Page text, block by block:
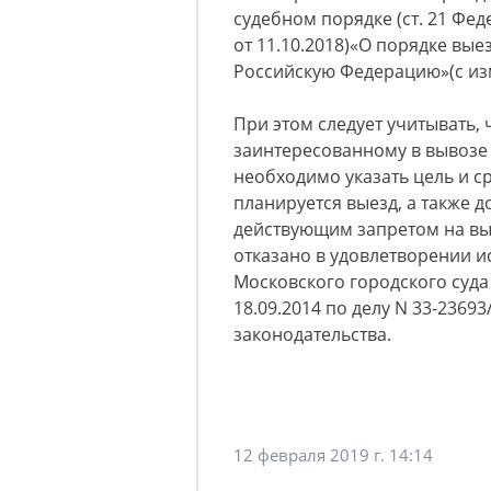
судебном порядке (ст. 21
от 11.10.2018)«О порядке
Российскую Федерацию»(с
При этом следует
заинтересованному в
необходимо указать цель и
планируется выезд, а также
действующим запретом на
отказано в удовлетворении
Московского городского
18.09.2014 по делу N 33-
законодательства.
12 февраля 2019 г. 14:14